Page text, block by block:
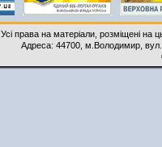
Усі права на матеріали, розміщені на
Адреса: 44700, м.Володимир,